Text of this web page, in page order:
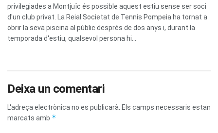
privilegiades a Montjuïc és possible aquest estiu sense ser soci
d'un club privat. La Reial Societat de Tennis Pompeia ha tornat a
obrir la seva piscina al públic després de dos anys i, durant la
temporada d'estiu, qualsevol persona hi...
Deixa un comentari
L'adreça electrònica no es publicarà. Els camps necessaris estan
marcats amb *